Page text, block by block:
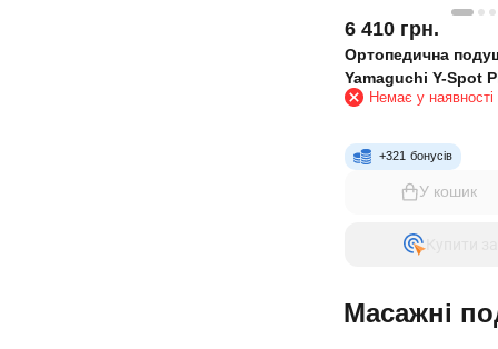
6 410 грн.
Ортопедична
Yamaguchi Y-Spot
Немає у наявності
+321 бонусів
У кошик
Масажні